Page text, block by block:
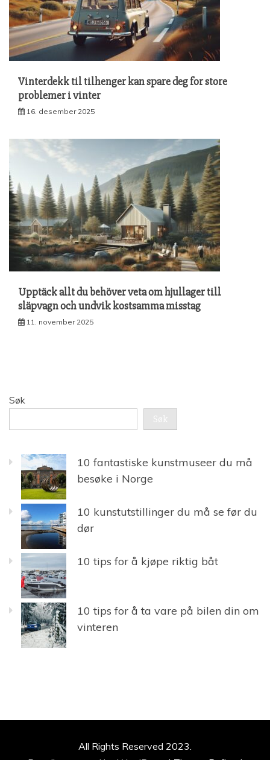
Vinterdekk til tilhenger kan spare deg for store
problemer i vinter
16. desember 2025
Upptäck allt du behöver veta om hjullager till
släpvagn och undvik kostsamma misstag
11. november 2025
Søk
Søk
10 fantastiske kunstmuseer du må
besøke i Norge
10 kunstutstillinger du må se før du
dør
10 tips for å kjøpe riktig båt
10 tips for å ta vare på bilen din om
vinteren
All Rights Reserved 2023.